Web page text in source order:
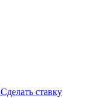
Сделать ставку